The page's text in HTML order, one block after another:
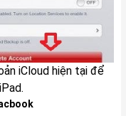
iCloud hiện tại để